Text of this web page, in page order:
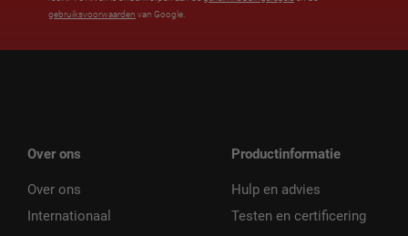
gebruiksvoorwaarden van Google.
Over ons
Over ons
Internationaal
Productinformatie
Hulp en advies
Testen en certificering